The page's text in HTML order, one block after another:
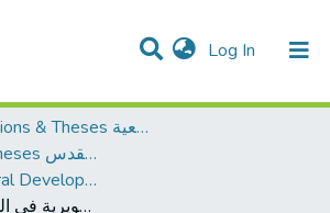
Log In (current)
& Collections
All of DSpace
Dissertations & Theses الرسائل الجامعية
AQU Master Theses الرسائل الجامعية الخاصة بجامعة القدس
Sustainable Rural Development التنمية الريفية المستدامة
تاثير نمط شخصية المدير في اتخاذ القرارات التطويرية في المؤسسات الاهلية